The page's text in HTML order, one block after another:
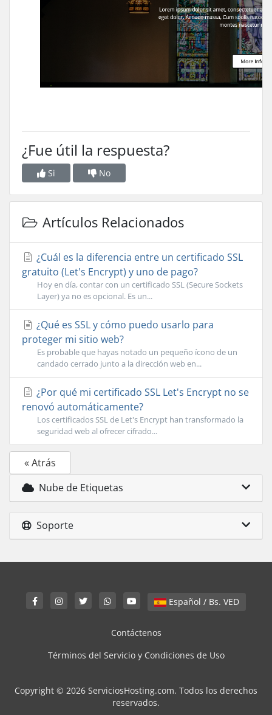
¿Fue útil la respuesta?
Si No
Artículos Relacionados
¿Cuál es la diferencia entre un certificado SSL
gratuito (Let's Encrypt) y uno de pago?
Hoy en día, contar con un certificado SSL (Secure Sockets
Layer) ya no es opcional. Es un...
¿Qué es SSL y cómo puedo usarlo para
proteger mi sitio web?
Es probable que hayas notado un pequeño ícono de un
candado cerrado junto a la dirección web en...
¿Por qué mi certificado SSL Let's Encrypt no se
renovó automáticamente?
Los certificados SSL de Let's Encrypt han transformado la
seguridad web al ofrecer cifrado...
« Atrás
Nube de Etiquetas
Soporte
Español / Bs. VED
Contáctenos
Términos del Servicio y Condiciones de Uso
Copyright © 2026 ServiciosHosting.com. Todos los derechos
reservados.